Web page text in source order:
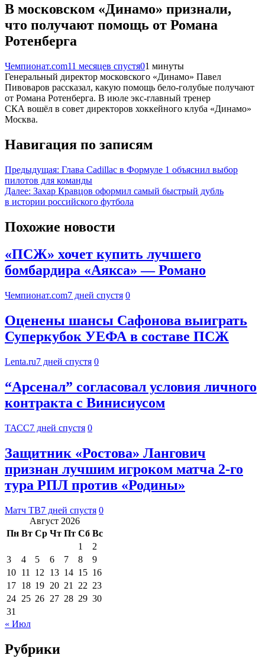
В московском «Динамо» признали,
что получают помощь от Романа
Ротенберга
Чемпионат.com11 месяцев спустя01 минуты
Генеральный директор московского «Динамо» Павел
Пивоваров рассказал, какую помощь бело-голубые получают
от Романа Ротенберга. В июле экс-главный тренер
СКА вошёл в совет директоров хоккейного клуба «Динамо»
Москва.
Навигация по записям
Предыдущая: Глава Cadillac в Формуле 1 объяснил выбор
пилотов для команды
Далее: Захар Кравцов оформил самый быстрый дубль
в истории российского футбола
Похожие новости
«ПСЖ» хочет купить лучшего
бомбардира «Аякса» — Романо
Чемпионат.com7 дней спустя 0
Оценены шансы Сафонова выиграть
Суперкубок УЕФА в составе ПСЖ
Lenta.ru7 дней спустя 0
“Арсенал” согласовал условия личного
контракта с Винисиусом
ТАСС7 дней спустя 0
Защитник «Ростова» Лангович
признан лучшим игроком матча 2‑го
тура РПЛ против «Родины»
Матч ТВ7 дней спустя 0
Август 2026
Пн Вт Ср Чт Пт Сб Вс
1
2
3
4 5 6 7 8
9
10 11 12 13 14 15 16
17 18 19 20 21 22 23
24 25 26 27 28 29 30
31
« Июл
Рубрики